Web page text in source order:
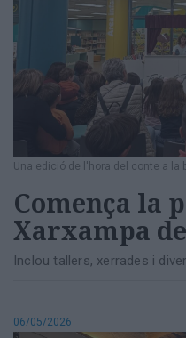
Una edició de l'hora del conte a la
Comença la
Xarxampa
Inclou tallers, xerrades i
06/05/2026